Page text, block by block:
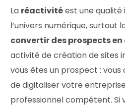
La réactivitéest une
l’univers numérique, surtout
convertir des prospects
activité de création de sites
vous êtes un prospect : vous
de digitaliser votre
professionnel compétent. Si